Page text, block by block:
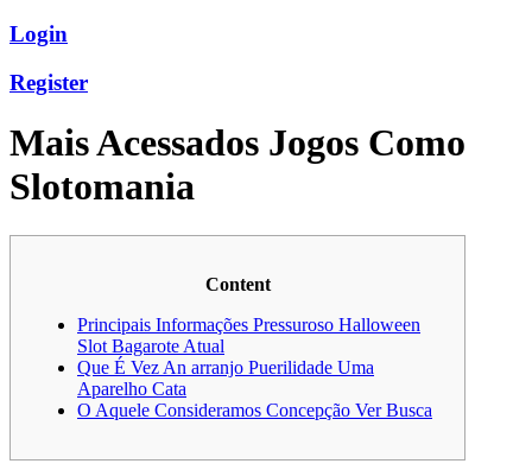
Login
Register
Mais Acessados Jogos Como
Slotomania
Content
Principais Informações Pressuroso Halloween
Slot Bagarote Atual
Que É Vez An arranjo Puerilidade Uma
Aparelho Cata
O Aquele Consideramos Concepção Ver Busca